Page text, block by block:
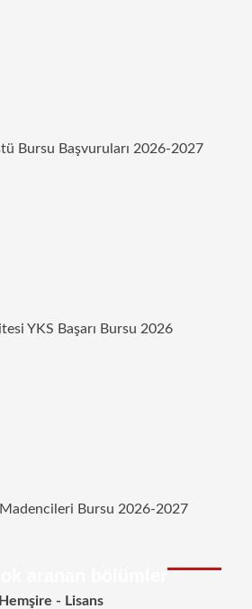
Bursu Başvuruları 2026-2027
YKS Başarı Bursu 2026
Bursu 2026-2027
Hemşire - Lisans